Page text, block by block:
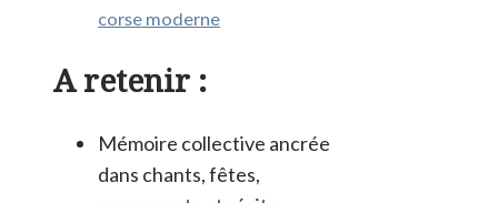
corse moderne
A retenir :
Mémoire collective ancrée
dans chants, fêtes,